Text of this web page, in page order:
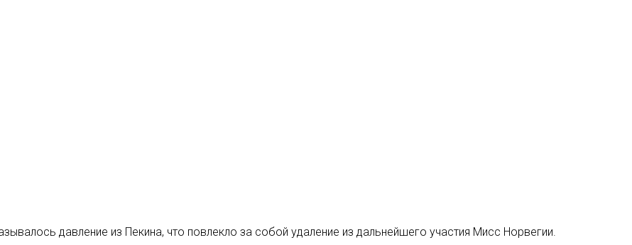
давление из Пекина, что повлекло за собой удаление из дальнейшего участия Мисс Норвегии.